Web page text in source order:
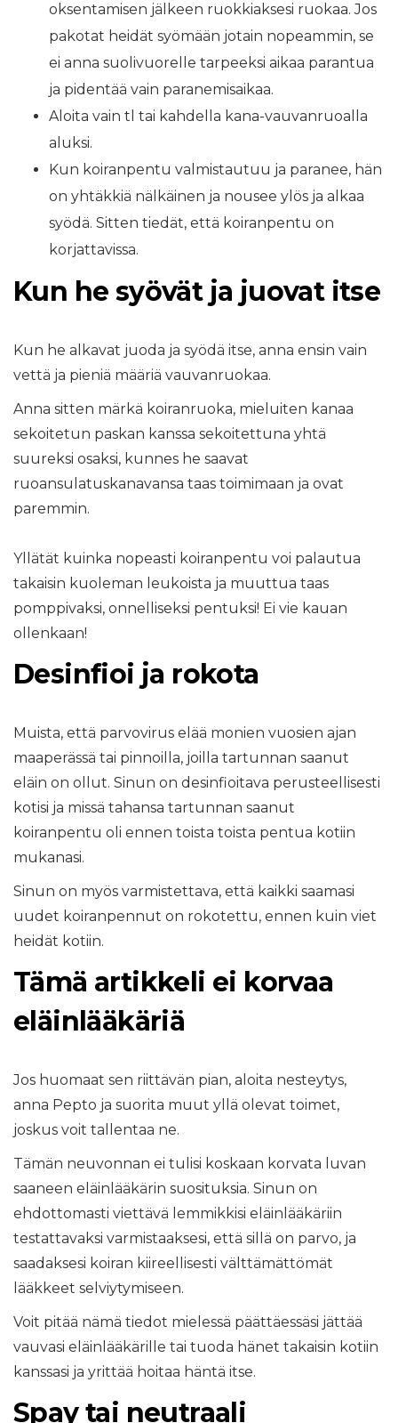
oksentamisen jälkeen ruokkiaksesi ruokaa. Jos
pakotat heidät syömään jotain nopeammin, se
ei anna suolivuorelle tarpeeksi aikaa parantua
ja pidentää vain paranemisaikaa.
Aloita vain tl tai kahdella kana-vauvanruoalla
aluksi.
Kun koiranpentu valmistautuu ja paranee, hän
on yhtäkkiä nälkäinen ja nousee ylös ja alkaa
syödä. Sitten tiedät, että koiranpentu on
korjattavissa.
Kun he syövät ja juovat itse
Kun he alkavat juoda ja syödä itse, anna ensin vain
vettä ja pieniä määriä vauvanruokaa.
Anna sitten märkä koiranruoka, mieluiten kanaa
sekoitetun paskan kanssa sekoitettuna yhtä
suureksi osaksi, kunnes he saavat
ruoansulatuskanavansa taas toimimaan ja ovat
paremmin.
Yllätät kuinka nopeasti koiranpentu voi palautua
takaisin kuoleman leukoista ja muuttua taas
pomppivaksi, onnelliseksi pentuksi! Ei vie kauan
ollenkaan!
Desinfioi ja rokota
Muista, että parvovirus elää monien vuosien ajan
maaperässä tai pinnoilla, joilla tartunnan saanut
eläin on ollut. Sinun on desinfioitava perusteellisesti
kotisi ja missä tahansa tartunnan saanut
koiranpentu oli ennen toista toista pentua kotiin
mukanasi.
Sinun on myös varmistettava, että kaikki saamasi
uudet koiranpennut on rokotettu, ennen kuin viet
heidät kotiin.
Tämä artikkeli ei korvaa
eläinlääkäriä
Jos huomaat sen riittävän pian, aloita nesteytys,
anna Pepto ja suorita muut yllä olevat toimet,
joskus voit tallentaa ne.
Tämän neuvonnan ei tulisi koskaan korvata luvan
saaneen eläinlääkärin suosituksia. Sinun on
ehdottomasti viettävä lemmikkisi eläinlääkäriin
testattavaksi varmistaaksesi, että sillä on parvo, ja
saadaksesi koiran kiireellisesti välttämättömät
lääkkeet selviytymiseen.
Voit pitää nämä tiedot mielessä päättäessäsi jättää
vauvasi eläinlääkärille tai tuoda hänet takaisin kotiin
kanssasi ja yrittää hoitaa häntä itse.
Spay tai neutraali